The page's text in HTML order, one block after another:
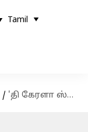
Tamil
/ 'தி கேரளா ஸ்டோரி' திரைப்படம் இங்கிலாந்தில் வெளியாகிறது; 'பயங்கரவாதம் தோற்றுப்போனது' என இயக்குனர் ட்வீட்